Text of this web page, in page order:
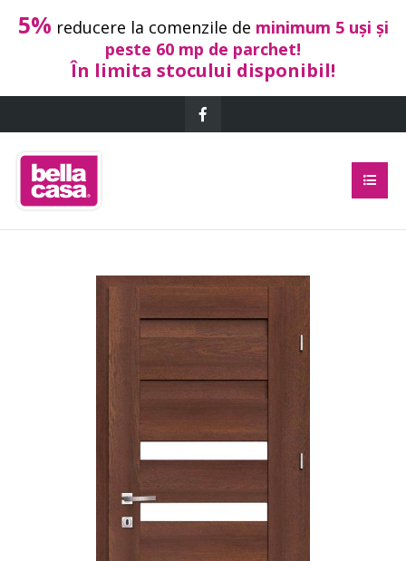
5% reducere la comenzile de minimum 5 uși și
peste 60 mp de parchet!
În limita stocului disponibil!